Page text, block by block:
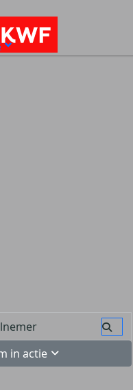
in actie